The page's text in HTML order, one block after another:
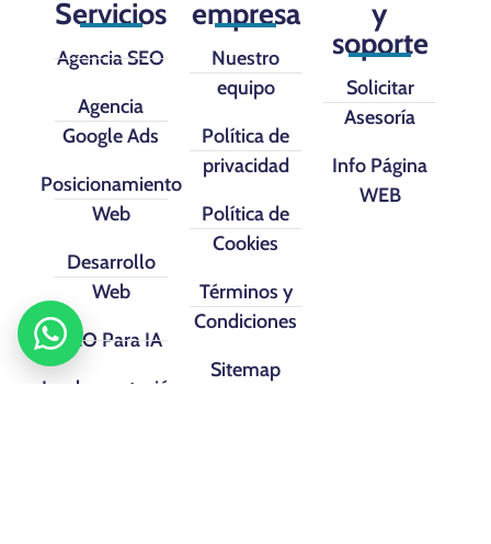
Servicios
Agencia SEO
Agencia
Google Ads
Posicionamiento
Web
Desarrollo
Web
SEO Para IA
Implementación
empresa
Nuestro
equipo
Política de
privacidad
Política de
Cookies
Términos y
Condiciones
Sitemap
y
soporte
Solicitar
Asesoría
Info Página
WEB